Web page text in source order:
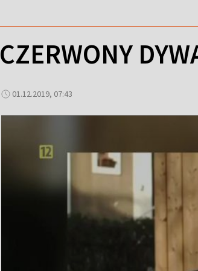
CZERWONY
01.12.2019, 07:43